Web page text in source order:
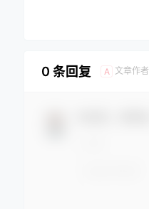
0 条回复 A 文章作者